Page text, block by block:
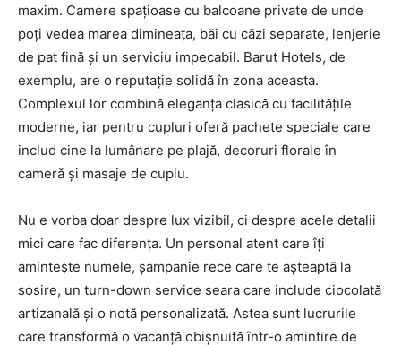
maxim. Camere spațioase cu balcoane private de unde
poți vedea marea dimineața, băi cu căzi separate, lenjerie
de pat fină și un serviciu impecabil. Barut Hotels, de
exemplu, are o reputație solidă în zona aceasta.
Complexul lor combină eleganța clasică cu facilitățile
moderne, iar pentru cupluri oferă pachete speciale care
includ cine la lumânare pe plajă, decoruri florale în
cameră și masaje de cuplu.
Nu e vorba doar despre lux vizibil, ci despre acele detalii
mici care fac diferența. Un personal atent care îți
amintește numele, șampanie rece care te așteaptă la
sosire, un turn-down service seara care include ciocolată
artizanală și o notă personalizată. Astea sunt lucrurile
care transformă o vacanță obișnuită într-o amintire de